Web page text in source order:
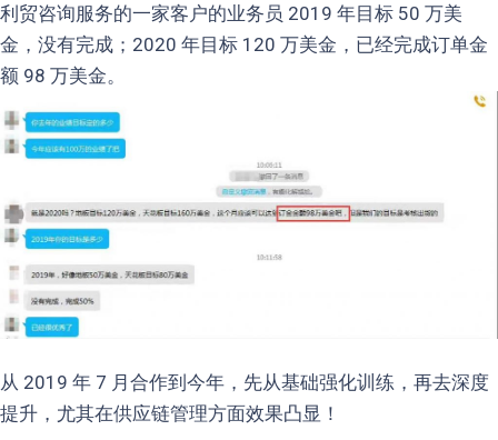
利贸咨询服务的一家客户的业务员 2019 年目标 50 万美
金，没有完成；2020 年目标 120 万美金，已经完成订单金
额 98 万美金。
从 2019 年 7 月合作到今年，先从基础强化训练，再去深度
提升，尤其在供应链管理方面效果凸显！